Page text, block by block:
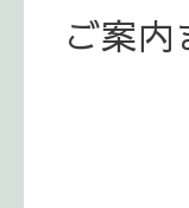
ご案内